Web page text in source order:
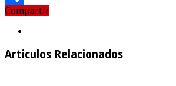
Compartir
Compartir
Articulos Relacionados